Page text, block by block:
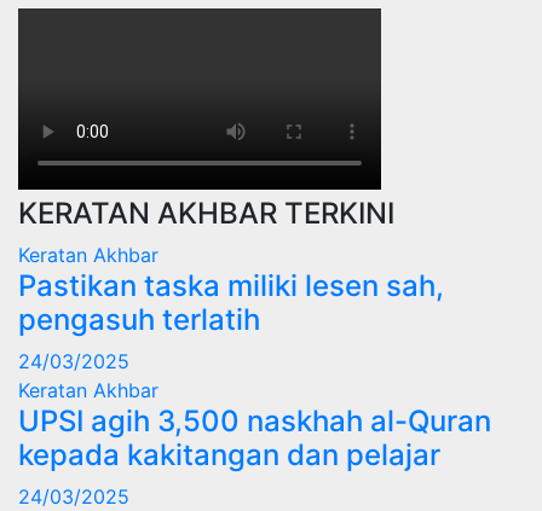
KERATAN AKHBAR TERKINI
Keratan Akhbar
Pastikan taska miliki lesen sah,
pengasuh terlatih
24/03/2025
Keratan Akhbar
UPSI agih 3,500 naskhah al-Quran
kepada kakitangan dan pelajar
24/03/2025